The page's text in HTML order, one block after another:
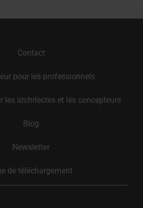
Contact
pour les professionnels
les architectes et les concepteurs
Blog
Newsletter
de téléchargement